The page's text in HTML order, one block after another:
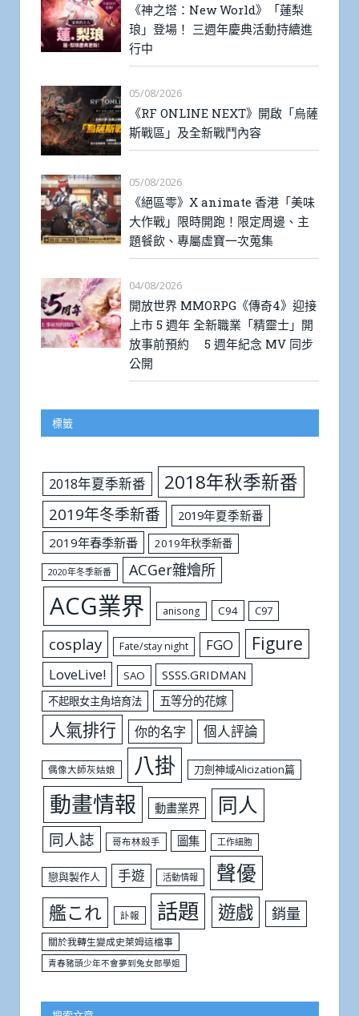
《神之塔：New World》「蓮梨
琅」登場！ 三週年慶典活動持續進
行中
05/08/2026
《RF ONLINE NEXT》開啟「烏薩
斯戰區」及全新戰鬥內容
05/08/2026
《絕區零》X animate 香港「美味
大作戰」限時開跑！限定周邊、主
題餐飲、專屬虛寶一次蒐集
04/08/2026
開放世界 MMORPG《傳奇4》迎接
上市 5 週年 全新職業「精靈士」開
放事前預約 5 週年紀念 MV 同步
公開
標籤
2018年夏季新番 2018年秋季新番
2019年冬季新番
2019年夏季新番
2019年春季新番
2019年秋季新番
2020年冬季新番 ACGer雜燴所
ACG業界 anisong C94 C97
cosplay Fate/stay night FGO Figure
LoveLive! SAO SSSS.GRIDMAN
不起眼女主角培育法 五等分的花嫁
人氣排行 你的名字 個人評論
偶像大師灰姑娘 八掛 刀劍神域Alicization篇
動畫情報 動畫業界 同人
同人誌 哥布林殺手 圖集 工作細胞
戀與製作人 手遊 活動情報 聲優
艦これ 訃報 話題 遊戲 銷量
關於我轉生變成史萊姆這檔事
青春豬頭少年不會夢到兔女郎學姐